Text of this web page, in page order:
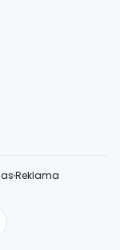
Reklama